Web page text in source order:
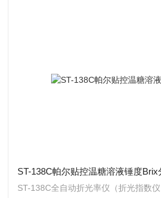
ST-138C帕尔贴控温糖溶液锤度Brix
ST-138C全自动折光率仪（折光指数